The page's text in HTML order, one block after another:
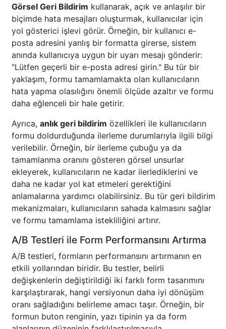
Görsel Geri Bildirim kullanarak, açık ve anlaşılır bir
biçimde hata mesajları oluşturmak, kullanıcılar için
yol gösterici işlevi görür. Örneğin, bir kullanıcı e-
posta adresini yanlış bir formatta girerse, sistem
anında kullanıcıya uygun bir uyarı mesajı gönderir:
"Lütfen geçerli bir e-posta adresi girin." Bu tür bir
yaklaşım, formu tamamlamakta olan kullanıcıların
hata yapma olasılığını önemli ölçüde azaltır ve formu
daha eğlenceli bir hale getirir.
Ayrıca, anlık geri bildirim özellikleri ile kullanıcıların
formu doldurduğunda ilerleme durumlarıyla ilgili bilgi
verilebilir. Örneğin, bir ilerleme çubuğu ya da
tamamlanma oranını gösteren görsel unsurlar
ekleyerek, kullanıcıların ne kadar ilerlediklerini ve
daha ne kadar yol kat etmeleri gerektiğini
anlamalarına yardımcı olabilirsiniz. Bu tür geri bildirim
mekanizmaları, kullanıcıların sahada kalmasını sağlar
ve formu tamamlama istekliliğini artırır.
A/B Testleri ile Form Performansını Artırma
A/B testleri, formların performansını artırmanın en
etkili yollarından biridir. Bu testler, belirli
değişkenlerin değiştirildiği iki farklı form tasarımını
karşılaştırarak, hangi versiyonun daha iyi dönüşüm
oranı sağladığını belirleme amacı taşır. Örneğin, bir
formun buton renginin, yazı tipinin ya da form